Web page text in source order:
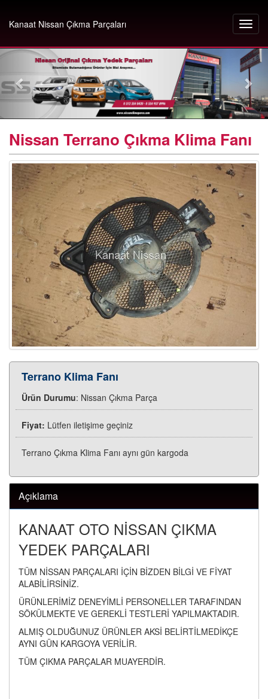
Kanaat Nissan Çıkma Parçaları
Nissan Terrano Çıkma Klima Fanı
Terrano Klima Fanı
Ürün Durumu: Nissan Çıkma Parça
Fiyat: Lütfen iletişime geçiniz
Terrano Çıkma Klima Fanı aynı gün kargoda
Açıklama
KANAAT OTO NİSSAN ÇIKMA
YEDEK PARÇALARI
TÜM NİSSAN PARÇALARI İÇİN BİZDEN BİLGİ VE FİYAT
ALABİLİRSİNİZ.
ÜRÜNLERİMİZ DENEYİMLİ PERSONELLER TARAFINDAN
SÖKÜLMEKTE VE GEREKLİ TESTLERİ YAPILMAKTADIR.
ALMIŞ OLDUĞUNUZ ÜRÜNLER AKSİ BELİRTİLMEDİKÇE
AYNI GÜN KARGOYA VERİLİR.
TÜM ÇIKMA PARÇALAR MUAYERDİR.